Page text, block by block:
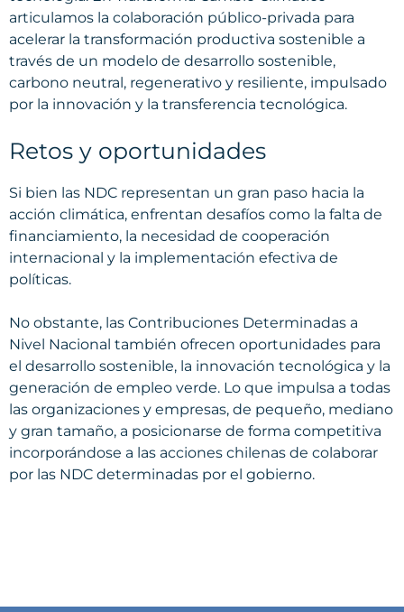
articulamos la colaboración público-privada para
acelerar la transformación productiva sostenible a
través de un modelo de desarrollo sostenible,
carbono neutral, regenerativo y resiliente, impulsado
por la innovación y la transferencia tecnológica.​
Retos y oportunidades
Si bien las NDC representan un gran paso hacia la
acción climática, enfrentan desafíos como la falta de
financiamiento, la necesidad de cooperación
internacional y la implementación efectiva de
políticas.
No obstante, las Contribuciones Determinadas a
Nivel Nacional también ofrecen oportunidades para
el desarrollo sostenible, la innovación tecnológica y la
generación de empleo verde. Lo que impulsa a todas
las organizaciones y empresas, de pequeño, mediano
y gran tamaño, a posicionarse de forma competitiva
incorporándose a las acciones chilenas de colaborar
por las NDC determinadas por el gobierno.